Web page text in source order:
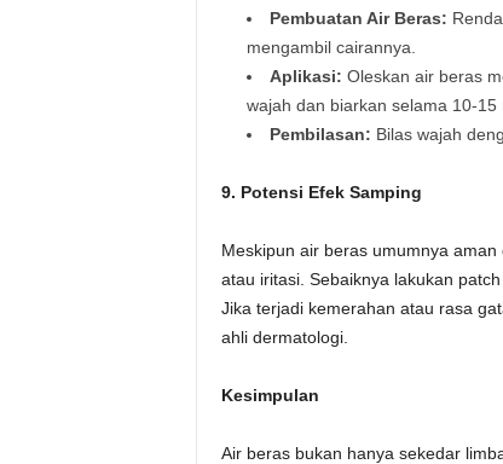
Pembuatan Air Beras:
mengambil cairannya.
Aplikasi: Oleskan air beras
wajah dan biarkan selama 10-15
Pembilasan: Bilas wajah
9. Potensi Efek Samping
Meskipun air beras umumnya
atau iritasi. Sebaiknya lakukan
Jika terjadi kemerahan atau rasa
ahli dermatologi.
Kesimpulan
Air beras bukan hanya sekedar